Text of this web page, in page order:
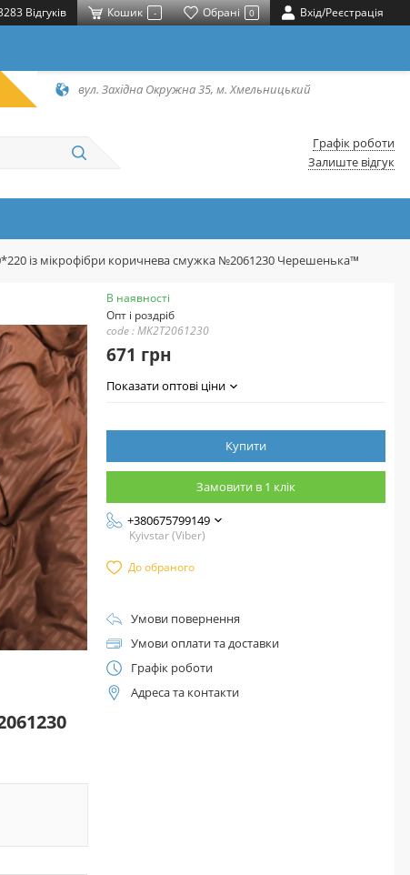
Відгуків Кошик - Обрані 0 Вхід/Реєстрація
вул. Західна Окружна 35, м. Хмельницький
Графік роботи
Залиште відгук
із мікрофібри коричнева смужка №2061230 Черешенька™
В наявності
Опт і роздріб
code : MK2T2061230
671 грн
Показати оптові ціни
Купити
Замовити в 1 клік
+380675799149
Kyivstar (Viber)
До обраного
Умови повернення
Умови оплати та доставки
Графік роботи
Адреса та контакти